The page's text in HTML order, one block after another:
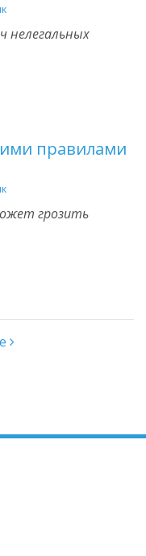
нелегальных
правилами
грозить